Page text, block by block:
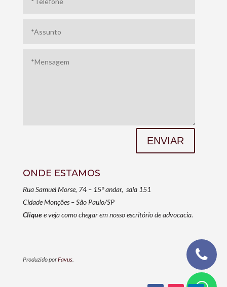
ENVIAR
ONDE ESTAMOS
Rua Samuel Morse, 74 – 15° andar, sala 151
Cidade Monções – São Paulo/SP
Cliquee veja como chegar em nosso escritório de advocacia.
Produzido porFavus.